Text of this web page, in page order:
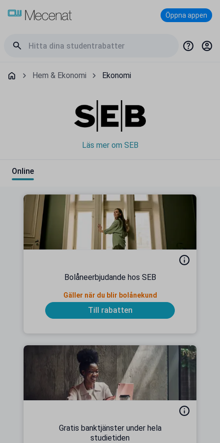
Öppna appen
Hem & Ekonomi Ekonomi
Läs mer om SEB
Online
Bolåneerbjudande hos SEB
Gäller när du blir bolånekund
Till rabatten
Gratis banktjänster under hela
studietiden